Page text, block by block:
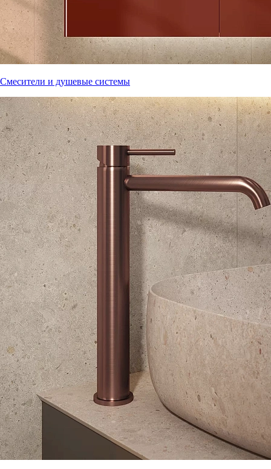
Смесители и душевые системы